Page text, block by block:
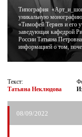
Типография
уникальную
«Тимофей Теряев и его
заведующая кафедрой
России Татьяна
информацией о том,
Текст:
Татьяна Неклюдова
08/09/2022